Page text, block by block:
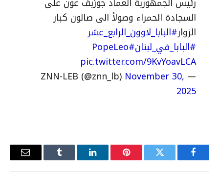
السجادة الحمراء وصولاً الى صالون كبار
الزوار#البابا_لاوون_الرابع_عشر
#البابا_في_لبنان#PopeLeo
pic.twitter.com/9KvYoavLCA
— ZNN-LEB (@znn_lb)
November 30,
2025
فيسبوك تويتر بينتيريستلينكدإن Tumblr
البريد